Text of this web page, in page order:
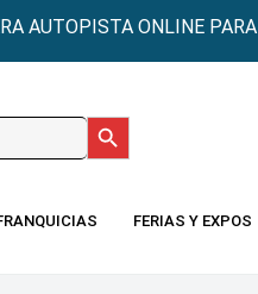
AUTOPISTA ONLINE
Botón de búsqueda
FERIAS Y EXPOS